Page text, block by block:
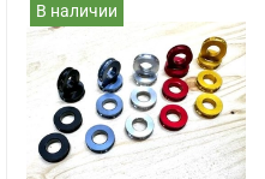
В наличии